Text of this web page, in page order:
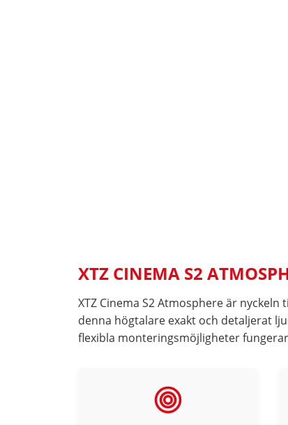
XTZ CINEMA S2
XTZ Cinema S2 Atmosphere är
denna högtalare exakt och detaljerat
flexibla monteringsmöjligheter